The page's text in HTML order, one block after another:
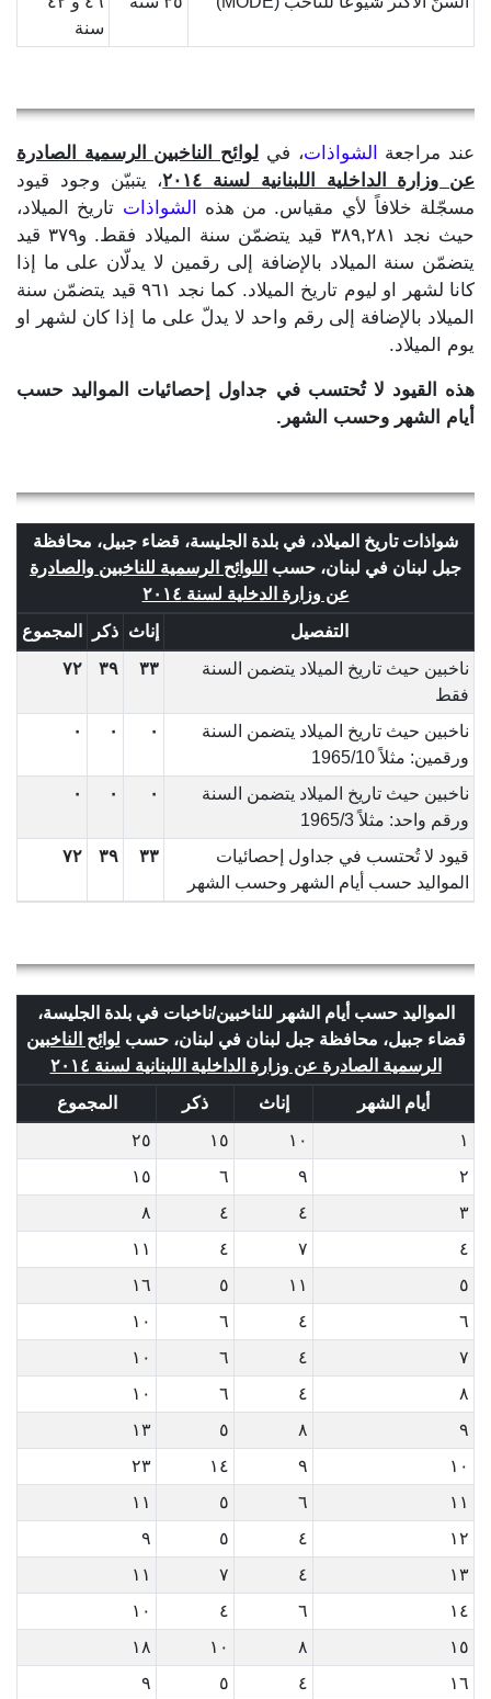
سنة
عند مراجعة الشواذات، في لوائح الناخبين الرسمية الصادرة
عن وزارة الداخلية اللبنانية لسنة ٢٠١٤
، يتبيّن وجود قيود
مسجّلة خلافاً لأي مقياس. من هذه
الشواذات تاريخ الميلاد،
حيث نجد ٣٨٩,٢٨١ قيد يتضمّن سنة الميلاد فقط. و٣٧٩ قيد
يتضمّن سنة الميلاد بالإضافة إلى رقمين لا يدلّان على ما إذا
كانا لشهر او ليوم تاريخ الميلاد. كما نجد ٩٦١ قيد يتضمّن سنة
الميلاد بالإضافة إلى رقم واحد لا يدلّ على ما إذا كان لشهر او
يوم الميلاد.
هذه القيود لا تُحتسب في جداول إحصائيات المواليد حسب
أيام الشهر وحسب الشهر.
شواذات تاريخ الميلاد، في بلدة الجليسة، قضاء جبيل، محافظة
جبل لبنان في لبنان، حسب اللوائح الرسمية للناخبين والصادرة
عن وزارة الدخلية لسنة ٢٠١٤
التفصيل
إناث ذكر
المجموع
ناخبين حيث تاريخ الميلاد يتضمن السنة
فقط
٣٣ ٣٩ ٧٢
ناخبين حيث تاريخ الميلاد يتضمن السنة
ورقمين: مثلاً 1965/10
٠ ٠ ٠
ناخبين حيث تاريخ الميلاد يتضمن السنة
ورقم واحد: مثلاً 1965/3
٠ ٠ ٠
قيود لا تُحتسب في جداول إحصائيات
المواليد حسب أيام الشهر وحسب الشهر
٣٣ ٣٩ ٧٢
المواليد حسب أيام الشهر للناخبين/ناخبات في بلدة الجليسة،
قضاء جبيل، محافظة جبل لبنان في لبنان، حسب لوائح الناخبين
الرسمية الصادرة عن وزارة الداخلية اللبنانية لسنة ٢٠١٤
أيام الشهر
إناث ذكر
المجموع
١
١٠ ١٥
٢٥
٢
٩ ٦
١٥
٣
٤ ٤
٨
٤
٧ ٤
١١
٥
١١ ٥
١٦
٦
٤ ٦
١٠
٧
٤ ٦
١٠
٨
٤ ٦
١٠
٩
٨ ٥
١٣
١٠
٩ ١٤
٢٣
١١
٦ ٥
١١
١٢
٤ ٥
٩
١٣
٤ ٧
١١
١٤
٦ ٤
١٠
١٥
٨ ١٠
١٨
١٦
٤ ٥
٩